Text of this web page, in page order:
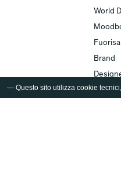
— Questo sito utilizza cookie
World
Brand